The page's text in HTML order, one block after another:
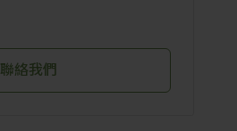
聯絡我們